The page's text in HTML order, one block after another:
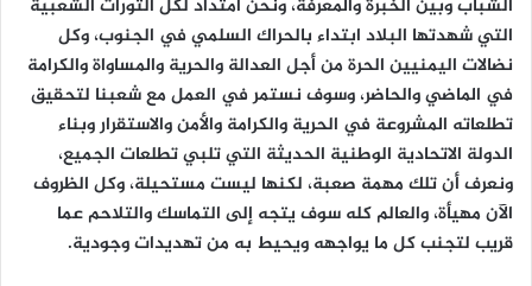
الشباب وبين الخبرة والمعرفة، ونحن امتداد لكل الثورات الشعبية
التي شهدتها البلاد ابتداء بالحراك السلمي في الجنوب، وكل
نضالات اليمنيين الحرة من أجل العدالة والحرية والمساواة والكرامة
في الماضي والحاضر، وسوف نستمر في العمل مع شعبنا لتحقيق
تطلعاته المشروعة في الحرية والكرامة والأمن والاستقرار وبناء
الدولة الاتحادية الوطنية الحديثة التي تلبي تطلعات الجميع،
ونعرف أن تلك مهمة صعبة، لكنها ليست مستحيلة، وكل الظروف
الآن مهيأة، والعالم كله سوف يتجه إلى التماسك والتلاحم عما
قريب لتجنب كل ما يواجهه ويحيط به من تهديدات وجودية.